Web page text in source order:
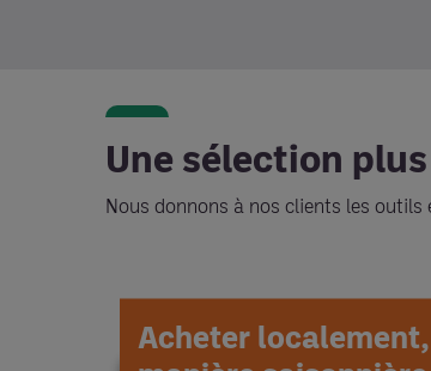
Une sélection
Nous donnons à nos clients les
Acheter